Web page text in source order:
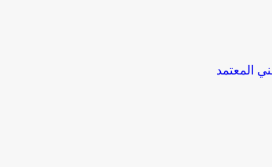
المعتمد